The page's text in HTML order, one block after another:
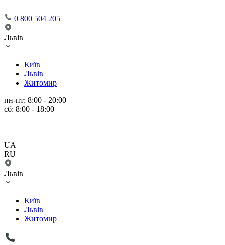
0 800 504 205
Львів
Київ
Львів
Житомир
пн-пт: 8:00 - 20:00
сб: 8:00 - 18:00
UA
RU
Львів
Київ
Львів
Житомир